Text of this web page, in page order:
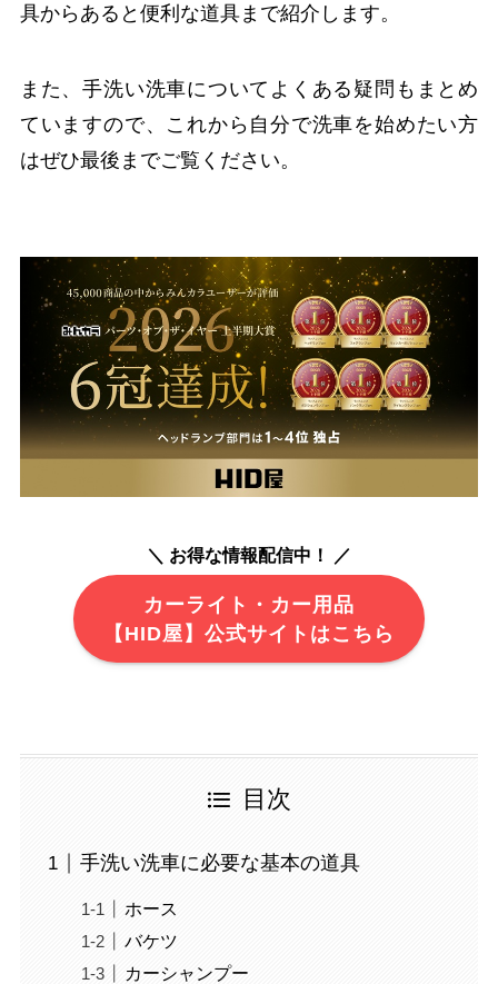
具からあると便利な道具まで紹介します。
また、手洗い洗車についてよくある疑問もまとめ
ていますので、これから自分で洗車を始めたい方
はぜひ最後までご覧ください。
＼ お得な情報配信中！ ／
カーライト・カー用品
【HID屋】公式サイトはこちら
目次
手洗い洗車に必要な基本の道具
ホース
バケツ
カーシャンプー